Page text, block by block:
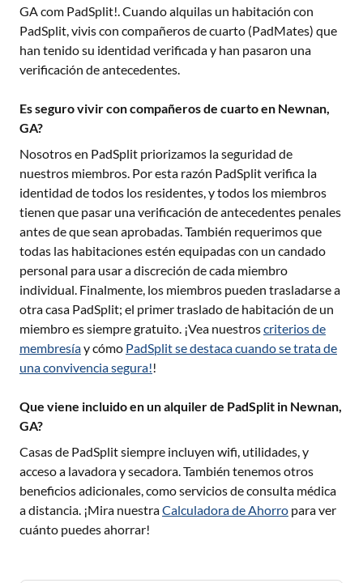
GAcom PadSplit!. Cuando alquilas un habitación con
PadSplit, vivis con compañeros de cuarto (PadMates) que
han tenido su identidad verificada y han pasaron una
verificación de antecedentes.
Es seguro vivir con compañeros de cuarto en Newnan,
GA?
Nosotros en PadSplit priorizamos la seguridad de
nuestros miembros. Por esta razón PadSplit verifica la
identidad de todos los residentes, y todos los miembros
tienen que pasar una verificación de antecedentes penales
antes de que sean aprobadas. También requerimos que
todas las habitaciones estén equipadas con un candado
personal para usar a discreción de cada miembro
individual. Finalmente, los miembros pueden trasladarse a
otra casa PadSplit; el primer traslado de habitación de un
miembro es siempre gratuito. ¡Vea nuestroscriterios de
membresíay cómo PadSplit se destaca cuando se trata de
una convivencia segura!!
Que viene incluido en un alquiler de PadSplit in Newnan,
GA?
Casas de PadSplit siempre incluyen wifi, utilidades, y
acceso a lavadora y secadora. También tenemos otros
beneficios adicionales, como servicios de consulta médica
a distancia. ¡Mira nuestraCalculadora de Ahorro para ver
cuánto puedes ahorrar!